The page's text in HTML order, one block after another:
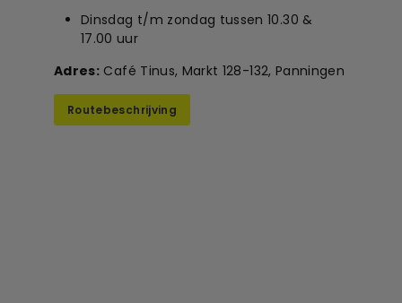
Dinsdag t/m zondag tussen 10.30 &
17.00 uur
Adres: Café Tinus, Markt 128-132, Panningen
Routebeschrijving